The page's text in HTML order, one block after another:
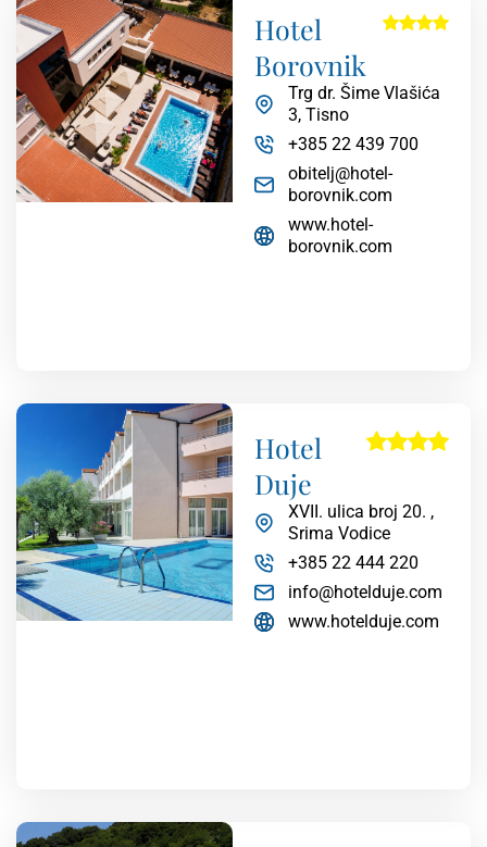
Hotel
Borovnik
Trg dr. Šime Vlašića
3, Tisno
+385 22 439 700
obitelj@hotel-
borovnik.com
www.hotel-
borovnik.com
Hotel
Duje
XVII. ulica broj 20. ,
Srima Vodice
+385 22 444 220
info@hotelduje.com
www.hotelduje.com